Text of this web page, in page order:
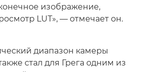
изображение,
LUT», — отмечает он.
диапазон камеры
стал для Грега одним из